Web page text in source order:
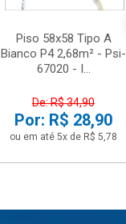
Piso 58x58 Tipo A
Bianco P4 2,68m² - Psi-
67020 - I...
De: R$ 34,90
Por: R$ 28,90
ou em até 5x de R$ 5,78